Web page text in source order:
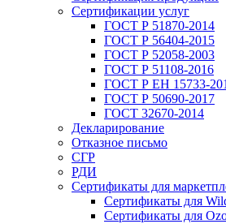
Сертификации услуг
ГОСТ Р 51870-2014
ГОСТ Р 56404-2015
ГОСТ Р 52058-2003
ГОСТ Р 51108-2016
ГОСТ Р ЕН 15733-
ГОСТ Р 50690-2017
ГОСТ 32670-2014
Декларирование
Отказное письмо
СГР
РДИ
Сертификаты для
Сертификаты для
Сертификаты для